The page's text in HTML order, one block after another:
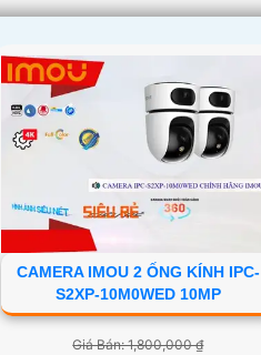
CAMERA IMOU 2 ỐNG KÍNH IPC-
S2XP-10M0WED 10MP
Giá Bán: 1,800,000 ₫